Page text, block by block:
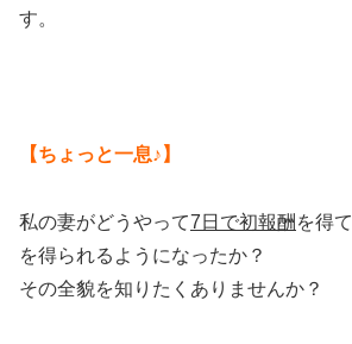
す。
【ちょっと一息♪】
私の妻がどうやって7日で初報酬 を得て
を得られるようになったか？
その全貌を知りたくありませんか？